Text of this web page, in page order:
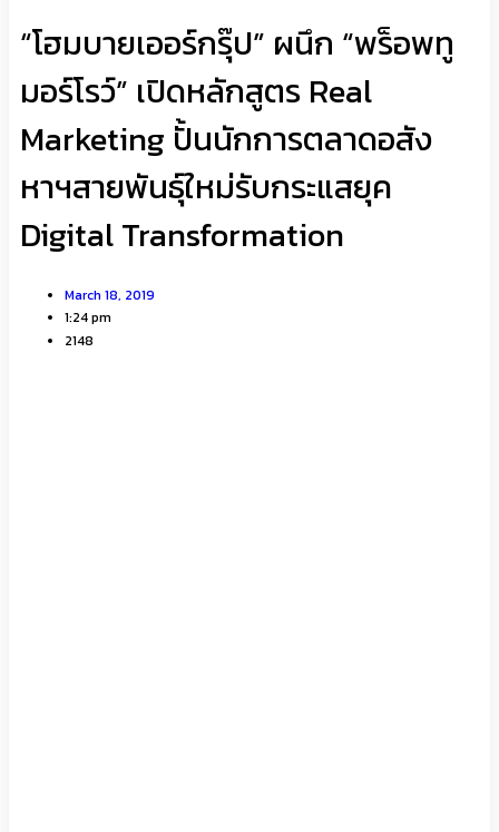
“โฮมบายเออร์กรุ๊ป” ผนึก “พร็อพทู
มอร์โรว์” เปิดหลักสูตร Real
Marketing ปั้นนักการตลาดอสัง
หาฯสายพันธุ์ใหม่รับกระแสยุค
Digital Transformation
March 18, 2019
1:24 pm
2148